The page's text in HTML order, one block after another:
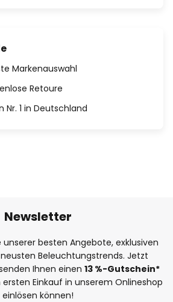
Markenauswahl
Retoure
Nr. 1 in Deutschland
Newsletter
unserer besten Angebote, exklusiven
Beleuchtungstrends. Jetzt
Ihnen einen 13 %-Gutschein*
ersten Einkauf in unserem Onlineshop
einlösen können!